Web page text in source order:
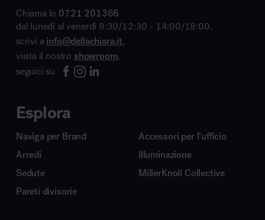
Chiama lo 0721 201366
dal lunedì al venerdì 8:30/12:30 - 14:00/18:00,
scrivi a info@dellachiara.it,
visita il nostro showroom,
seguici su
Esplora
Naviga per Brand
Arredi
Sedute
Pareti divisorie
Accessori per l’ufficio
Illuminazione
MillerKnoll Collective